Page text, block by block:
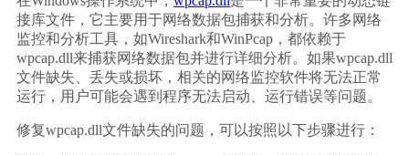
接库文件，它主要用于网络数据包捕获和分析。许多网络
监控和分析工具，如Wireshark和WinPcap，都依赖于
wpcap.dll来捕获网络数据包并进行详细分析。如果wpcap.dll
文件缺失、丢失或损坏，相关的网络监控软件将无法正常
运行，用户可能会遇到程序无法启动、运行错误等问题。
修复wpcap.dll文件缺失的问题，可以按照以下步骤进行：